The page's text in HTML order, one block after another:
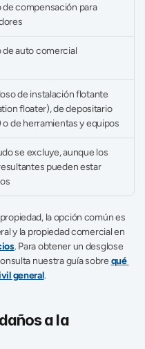
de compensación para
de auto comercial
de instalación flotante
floater), de depositario
o de herramientas y equipos
se excluye, aunque los
pueden estar
la opción común es
y la propiedad comercial en
. Para obtener un desglose
nuestra guía sobre qué
general.
a la